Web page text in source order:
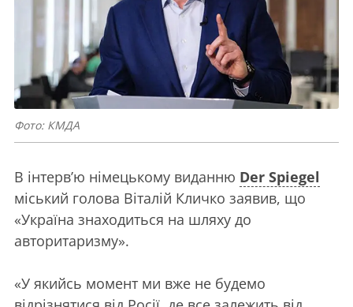
Фото: КМДА
В інтервʼю німецькому виданню Der Spiegel
міський голова Віталій Кличко заявив, що
«Україна знаходиться на шляху до
авторитаризму».
«У якийсь момент ми вже не будемо